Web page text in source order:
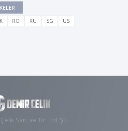
RO RU SG US
San. ve Tic. Ltd. Şti.